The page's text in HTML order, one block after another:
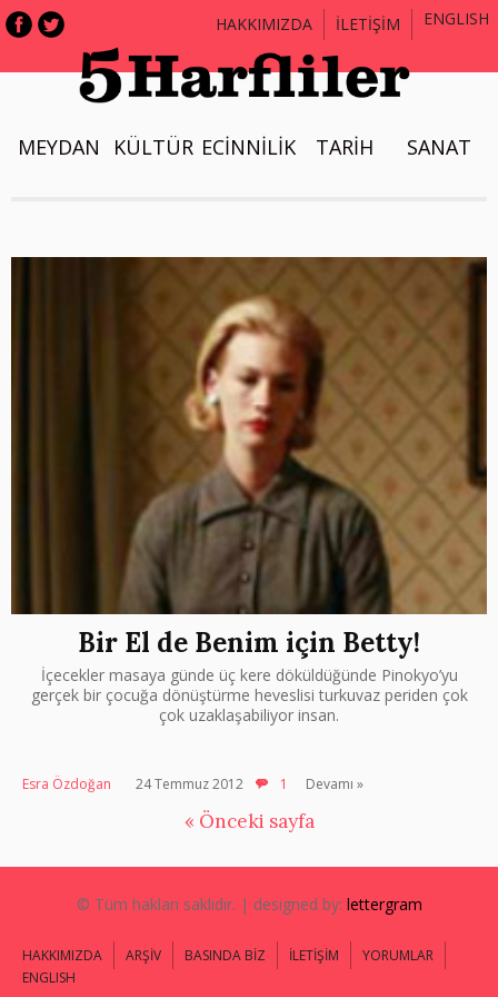
HAKKIMIZDA İLETİŞİM ENGLISH
MEYDAN KÜLTÜR ECİNNİLİK TARİH SANAT
Bir El de Benim için Betty!
İçecekler masaya günde üç kere döküldüğünde Pinokyo’yu
gerçek bir çocuğa dönüştürme heveslisi turkuvaz periden çok
çok uzaklaşabiliyor insan.
Esra Özdoğan 24 Temmuz 2012 1 Devamı »
« Önceki sayfa
© Tüm hakları saklıdır. | designed by: lettergram
HAKKIMIZDA ARŞİV BASINDA BİZ İLETİŞİM
YORUMLAR
ENGLISH